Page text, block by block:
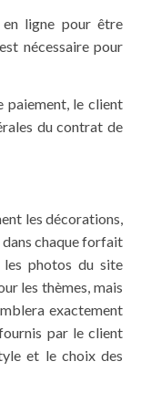
ligne pour être
nécessaire pour
paiement, le client
du contrat de
les décorations,
dans chaque forfait
photos du site
les thèmes, mais
exactement
par le client
et le choix des